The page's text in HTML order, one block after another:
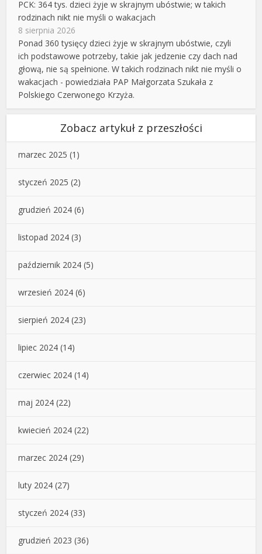
PCK: 364 tys. dzieci żyje w skrajnym ubóstwie; w takich
rodzinach nikt nie myśli o wakacjach
8 sierpnia 2026
Ponad 360 tysięcy dzieci żyje w skrajnym ubóstwie, czyli
ich podstawowe potrzeby, takie jak jedzenie czy dach nad
głową, nie są spełnione. W takich rodzinach nikt nie myśli o
wakacjach - powiedziała PAP Małgorzata Szukała z
Polskiego Czerwonego Krzyża.
Zobacz artykuł z przeszłości
marzec 2025 (1)
styczeń 2025 (2)
grudzień 2024 (6)
listopad 2024 (3)
październik 2024 (5)
wrzesień 2024 (6)
sierpień 2024 (23)
lipiec 2024 (14)
czerwiec 2024 (14)
maj 2024 (22)
kwiecień 2024 (22)
marzec 2024 (29)
luty 2024 (27)
styczeń 2024 (33)
grudzień 2023 (36)